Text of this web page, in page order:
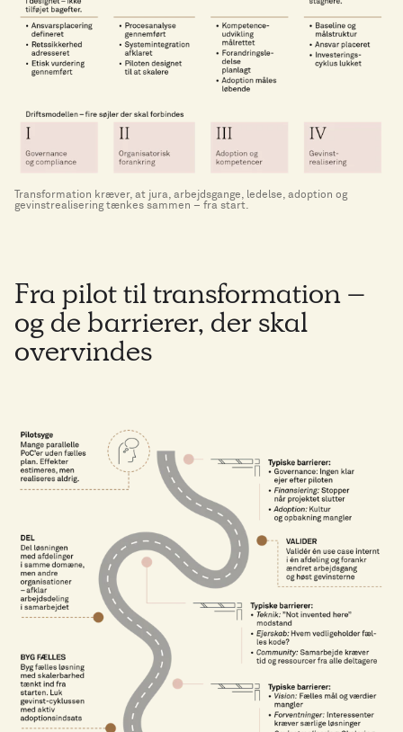
Transformation kræver, at jura, arbejdsgange, ledelse, adoption og
gevinstrealisering tænkes sammen – fra start.
Fra pilot til transformation –
og de barrierer, der skal
overvindes